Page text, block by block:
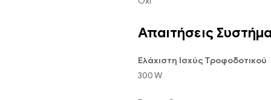
Απαιτήσεις
Ελάχιστη Ισχύς Τροφοδοτικού
300 W